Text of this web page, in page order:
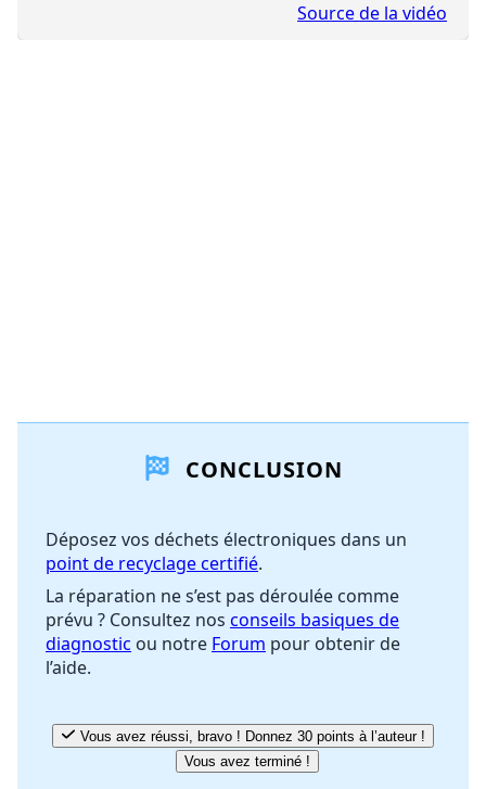
Source de la vidéo
CONCLUSION
Déposez vos déchets électroniques dans un
point de recyclage certifié.
La réparation ne s’est pas déroulée comme
prévu ? Consultez nos conseils basiques de
diagnostic ou notre Forum pour obtenir de
l’aide.
Vous avez réussi, bravo ! Donnez 30 points à l’auteur !
Vous avez terminé !